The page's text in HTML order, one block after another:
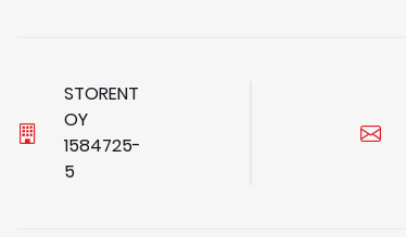
STORENT
OY
1584725-
5